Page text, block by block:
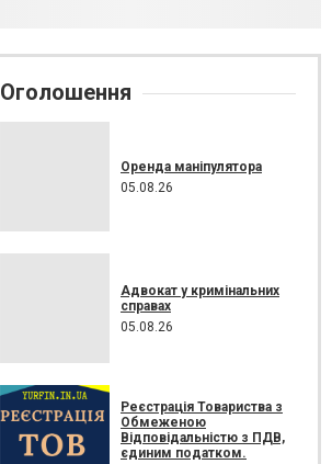
Оголошення
Оренда маніпулятора
05.08.26
Адвокат у кримінальних
справах
05.08.26
Реєстрація Товариства з
Обмеженою
Відповідальністю з ПДВ,
єдиним податком.